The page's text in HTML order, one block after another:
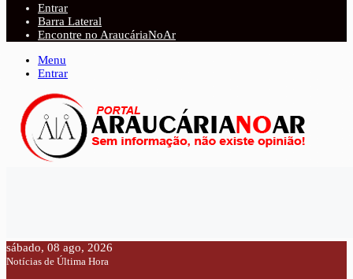
Entrar
Barra Lateral
Encontre no AraucáriaNoAr
Menu
Entrar
sábado, 08 ago, 2026
Notícias de Última Hora